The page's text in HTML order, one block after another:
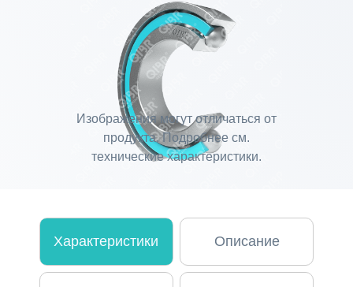
Изображения могут отличаться от
продукта. Подробнее см.
технические характеристики.
Характеристики Описание